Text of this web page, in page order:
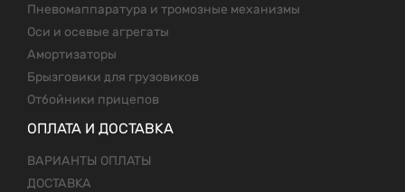
Пневомаппаратура и тромозные механизмы
Оси и осевые агрегаты
Амортизаторы
Брызговики для грузовиков
Отбойники прицепов
ОПЛАТА И ДОСТАВКА
ВАРИАНТЫ ОПЛАТЫ
ДОСТАВКА